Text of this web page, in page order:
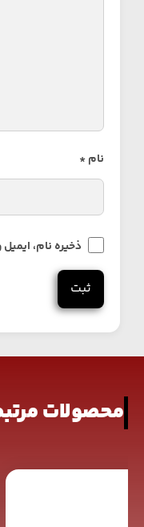
نام*
ذخیره نام،
محصولات